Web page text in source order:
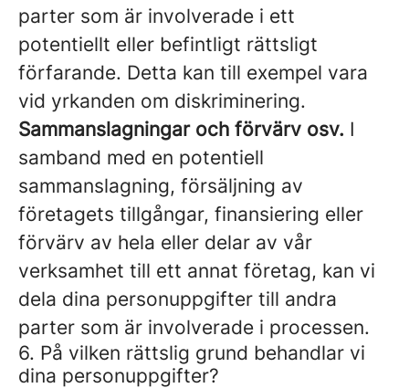
parter som är involverade i ett
potentiellt eller befintligt rättsligt
förfarande. Detta kan till exempel vara
vid yrkanden om diskriminering.
Sammanslagningar och förvärv osv. I
samband med en potentiell
sammanslagning, försäljning av
företagets tillgångar, finansiering eller
förvärv av hela eller delar av vår
verksamhet till ett annat företag, kan vi
dela dina personuppgifter till andra
parter som är involverade i processen.
6. På vilken rättslig grund behandlar vi
dina personuppgifter?